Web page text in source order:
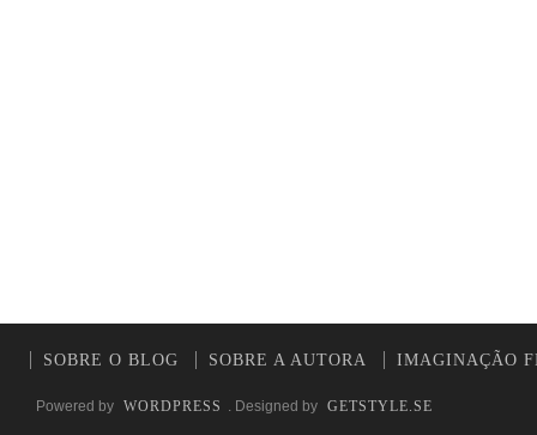
SOBRE O BLOG SOBRE A AUTORA IMAGINAÇÃO
Powered by WORDPRESS . Designed by GETSTYLE.SE